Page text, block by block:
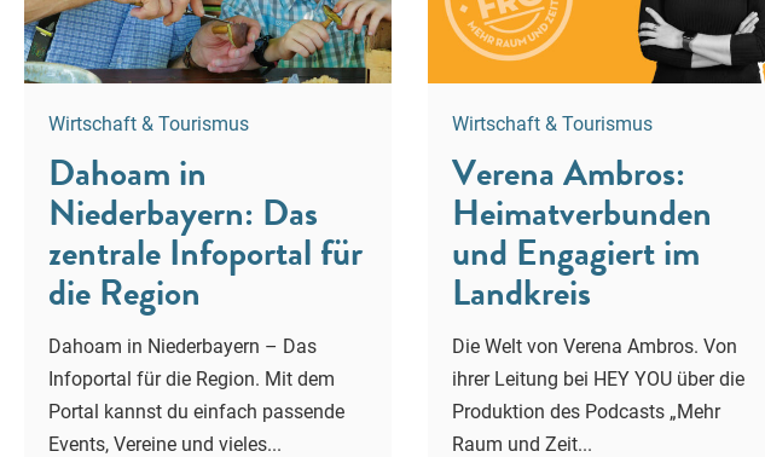
Wirtschaft & Tourismus
Dahoam in
Niederbayern: Das
zentrale Infoportal für
die Region
Dahoam in Niederbayern – Das
Infoportal für die Region. Mit dem
Portal kannst du einfach passende
Events, Vereine und vieles...
Wirtschaft & Tourismus
Verena Ambros:
Heimatverbunden
und Engagiert im
Landkreis
Die Welt von Verena Ambros. Von
ihrer Leitung bei HEY YOU über die
Produktion des Podcasts „Mehr
Raum und Zeit...